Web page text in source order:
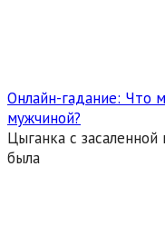
Онлайн-гадание: Что
мужчиной?
Цыганка с
была